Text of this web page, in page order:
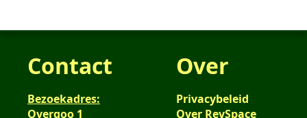
Contact
Bezoekadres:
Overgoo 1
Over
Privacybeleid
Over RevSpace